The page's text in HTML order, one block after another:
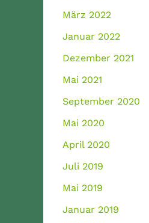
März 2022
Januar 2022
Dezember 2021
Mai 2021
September 2020
Mai 2020
April 2020
Juli 2019
Mai 2019
Januar 2019